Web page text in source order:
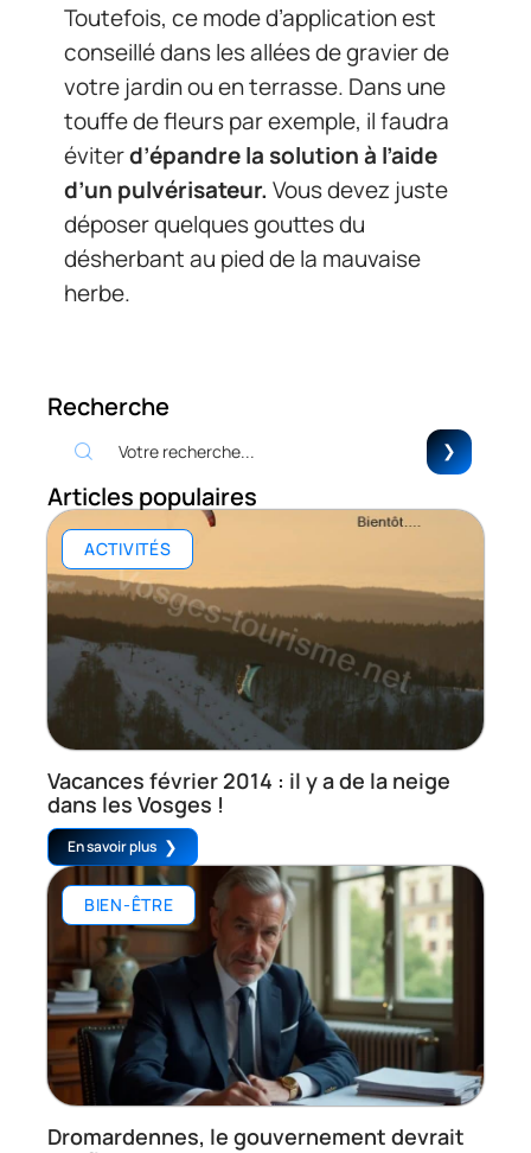
Toutefois, ce mode d’application est
conseillé dans les allées de gravier de
votre jardin ou en terrasse. Dans une
touffe de fleurs par exemple, il faudra
éviterd’épandre la solution à l’aide
d’un pulvérisateur. Vous devez juste
déposer quelques gouttes du
désherbant au pied de la mauvaise
herbe.
Recherche
Articles populaires
ACTIVITÉS
Vacances février 2014 : il y a de la neige
dans les Vosges !
En savoir plus
BIEN-ÊTRE
Dromardennes, le gouvernement devrait